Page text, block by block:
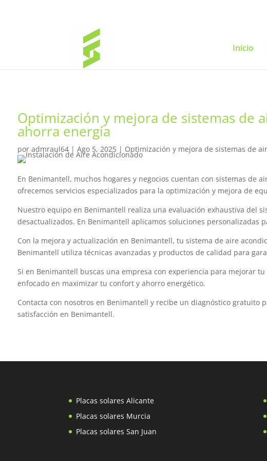
Inicio
Optimización y mejora de sistemas de
ahorra energía
por admraul64| Ago 5, 2025| Optimización y mejora de sistemas de
En Benimantell, muchos hogares y negocios cuentan con sistemas de
ofrecemos servicios especializados para la optimización y mejora de
Nuestro equipo en Benimantell realiza una evaluación exhaustiva del
desactualizados. En Benimantell aplicamos soluciones
Con la mejora y actualización en Benimantell, tu sistema de aire
Benimantell utiliza técnicas avanzadas y productos de calidad para
Si en Benimantell buscas una empresa con experiencia para mejorar
enfocado en maximizar tu confort y ahorro energético.
Contacta con nosotros en Benimantell y recibe un diagnóstico gratuito
satisfacción en Benimantell.
Placas solares Alicante
Placas solares Murcia
Placas solares San Juan